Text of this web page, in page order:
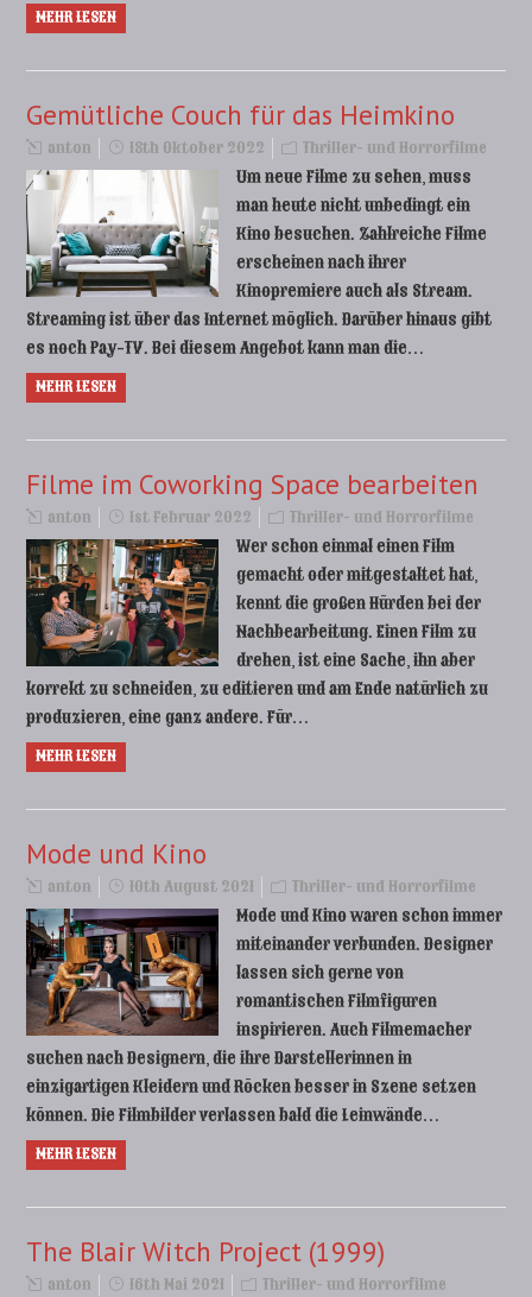
MEHR LESEN
Gemütliche Couch für das Heimkino
anton 18th Oktober 2022 Thriller- und Horrorfilme
Um neue Filme zu sehen, muss
man heute nicht unbedingt ein
Kino besuchen. Zahlreiche Filme
erscheinen nach ihrer
Kinopremiere auch als Stream.
Streaming ist über das Internet möglich. Darüber hinaus gibt
es noch Pay-TV. Bei diesem Angebot kann man die…
MEHR LESEN
Filme im Coworking Space bearbeiten
anton 1st Februar 2022 Thriller- und Horrorfilme
Wer schon einmal einen Film
gemacht oder mitgestaltet hat,
kennt die großen Hürden bei der
Nachbearbeitung. Einen Film zu
drehen, ist eine Sache, ihn aber
korrekt zu schneiden, zu editieren und am Ende natürlich zu
produzieren, eine ganz andere. Für…
MEHR LESEN
Mode und Kino
anton 10th August 2021 Thriller- und Horrorfilme
Mode und Kino waren schon immer
miteinander verbunden. Designer
lassen sich gerne von
romantischen Filmfiguren
inspirieren. Auch Filmemacher
suchen nach Designern, die ihre Darstellerinnen in
einzigartigen Kleidern und Röcken besser in Szene setzen
können. Die Filmbilder verlassen bald die Leinwände…
MEHR LESEN
The Blair Witch Project (1999)
anton 16th Mai 2021 Thriller- und Horrorfilme